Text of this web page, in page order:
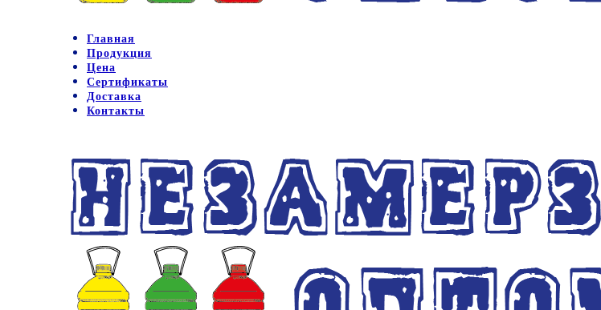
Главная
Продукция
Цена
Сертификаты
Доставка
Контакты